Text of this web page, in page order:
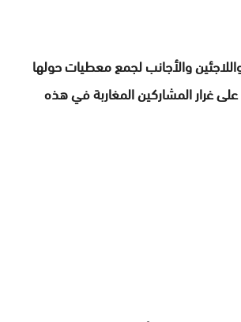
والأجانب لجمع معطيات حولها
غرار المشاركين المغاربة في هذه